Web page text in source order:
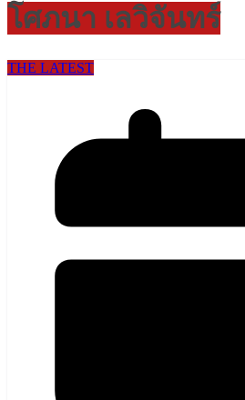
โศภนา เลวิจันทร์
THE LATEST